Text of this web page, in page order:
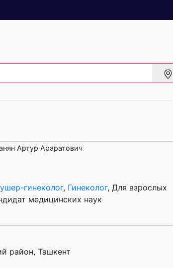
Артур Араратович
гинеколог, Гинеколог, Для взрослых
медицинских наук
район, Ташкент